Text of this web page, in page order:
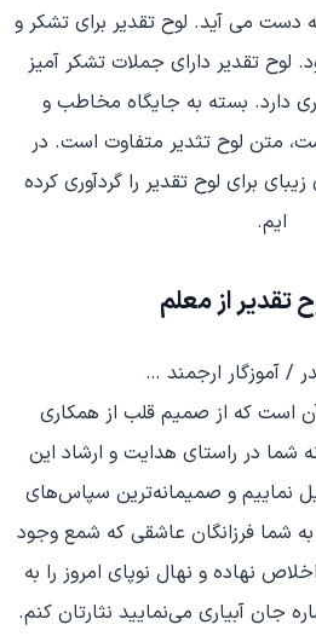
دست می آید. لوح تقدیر برای تشکر و
تقدیر دارای جملات تشکر آمیز
دارد. بسته به جایگاه مخاطب و
متن لوح تثدیر متفاوت است. در
برای لوح تقدیر را گردآوری کرده
ایم.
تقدیر از معلم
/ آموزگار ارجمند …
است که از صمیم قلب از همکاری
شما در راستای هدایت و ارشاد این
نماییم و صمیمانه‌ترین سپاس‌های
شما فرزانگان عاشقی که شمع وجود
نهاده و نهال نوپای امروز را به
جان آبیاری می‌نمایید نثارتان کنم.